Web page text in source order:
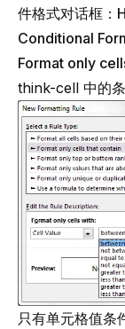
件格式对话框：
Conditional
Format only
think-cell 中的
只有单元格值条